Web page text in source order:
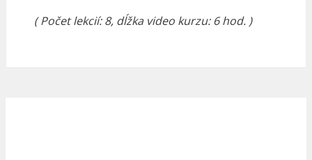
( Počet lekcií: 8, dĺžka video kurzu: 6 hod. )